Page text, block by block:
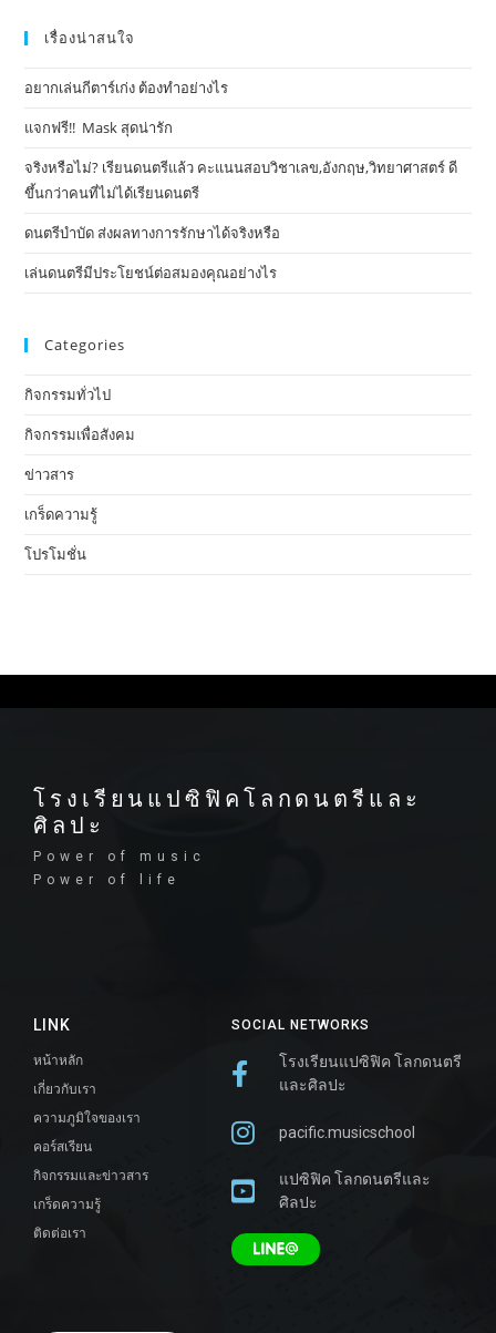
เรื่องน่าสนใจ
อยากเล่นกีตาร์เก่ง ต้องทำอย่างไร
แจกฟรี!! Mask​ สุดน่ารัก
จริงหรือไม่? เรียนดนตรีแล้ว คะแนนสอบวิชาเลข,อังกฤษ,วิทยาศาสตร์ ดี
ขึ้นกว่าคนที่ไม่ได้เรียนดนตรี
ดนตรีบำบัด ส่งผลทางการรักษาได้จริงหรือ
เล่นดนตรีมีประโยชน์ต่อสมองคุณอย่างไร
Categories
กิจกรรมทั่วไป
กิจกรรมเพื่อสังคม
ข่าวสาร
เกร็ดความรู้
โปรโมชั่น
SOCIAL NETWORKS
โรงเรียนแปซิฟิค โลกดนตรี
และศิลปะ
pacific.musicschool
แปซิฟิค โลกดนตรีและ
ศิลปะ
LINK
หน้าหลัก
เกี่ยวกับเรา
ความภูมิใจของเรา
คอร์สเรียน
กิจกรรมและข่าวสาร
เกร็ดความรู้
ติดต่อเรา
โรงเรียนแปซิฟิคโลกดนตรีและ
ศิลปะ
Power of music
Power of life